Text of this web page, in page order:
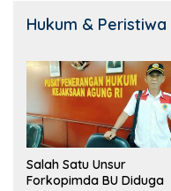
Hukum & Peristiwa
Salah Satu Unsur
Forkopimda BU Diduga